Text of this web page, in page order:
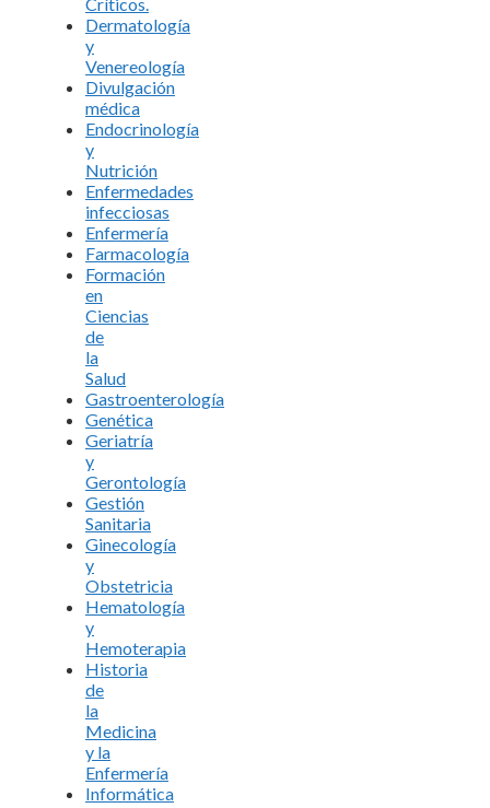
Dermatología
y
Venereología
Divulgación
médica
Endocrinología
y
Nutrición
Enfermedades
infecciosas
Enfermería
Farmacología
Formación
en
Ciencias
de
la
Salud
Gastroenterología
Genética
Geriatría
y
Gerontología
Gestión
Sanitaria
Ginecología
y
Obstetricia
Hematología
y
Hemoterapia
Historia
de
la
Medicina
y la
Enfermería
Informática